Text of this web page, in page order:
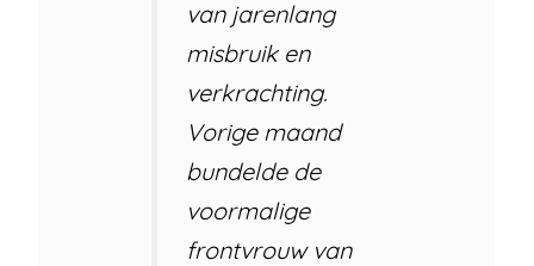
van jarenlang
misbruik en
verkrachting.
Vorige maand
bundelde de
voormalige
frontvrouw van